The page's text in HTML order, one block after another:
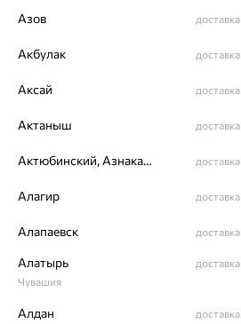
Размеры:
18
10 557 ₽
Купить
Азов доставка
Акбулак доставка
Аксай доставка
Актаныш доставка
Актюбинский, Азнакаевский район доставка
Алагир доставка
Алапаевск доставка
Алатырь
Чувашия
доставка
Алдан доставка